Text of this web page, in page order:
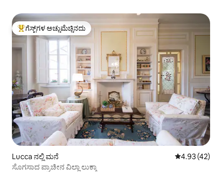
ಗೆಸ್ಟ್‌ಗಳಿಗೆ ಅತಿ ಹೆಚ್ಚು ಅಚ್ಚುಮೆಚ್ಚಿನದು
ಗೆಸ್ಟ್‌ಗಳ ಅಚ್ಚುಮೆಚ್ಚಿನದು
Lucca ನಲ್ಲಿ ಮನೆ 5 ರಲ್ಲಿ 4.93
4.93 (42)
ಸೊಗಸಾದ ಪ್ರಾಚೀನ ವಿಲ್ಲಾ ಲುಕ್ಕಾ